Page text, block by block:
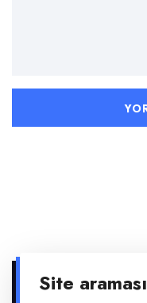
Site araması